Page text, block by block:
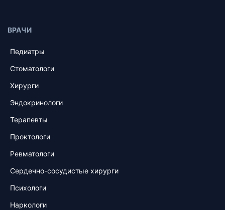
ВРАЧИ
Педиатры
Стоматологи
Хирурги
Эндокринологи
Терапевты
Проктологи
Ревматологи
Сердечно-сосудистые хирурги
Психологи
Наркологи